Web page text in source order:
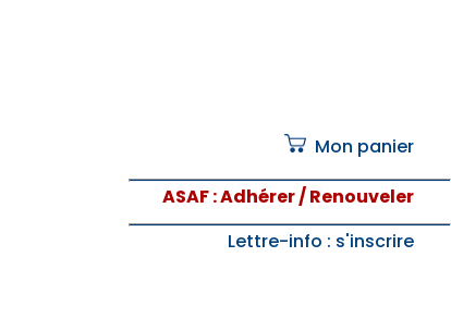
Mon panier
ASAF: Adhérer / Renouveler
Lettre-info : s'inscrire